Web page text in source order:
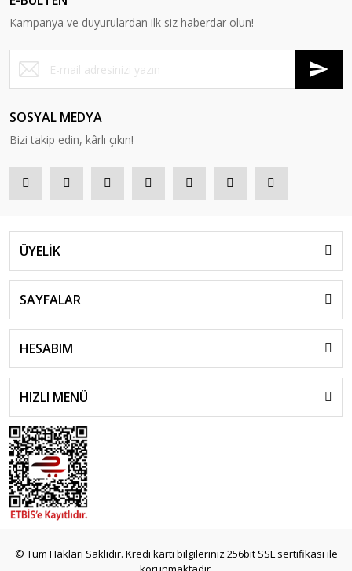
Kampanya ve duyurulardan ilk siz haberdar olun!
SOSYAL MEDYA
Bizi takip edin, kârlı çıkın!
ÜYELİK
SAYFALAR
HESABIM
HIZLI MENÜ
© Tüm Hakları Saklıdır. Kredi kartı bilgileriniz 256bit SSL sertifikası ile